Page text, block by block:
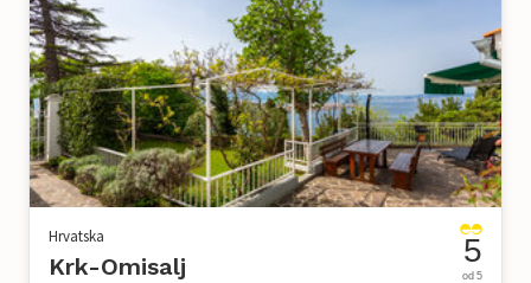
Hrvatska
Krk-Omisalj 5
od 5